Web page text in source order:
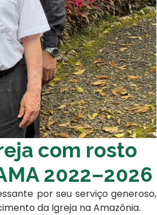
com rosto
2022–2026
por seu serviço generoso,
da Igreja na Amazônia.